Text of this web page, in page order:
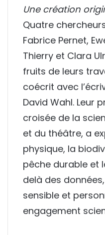
Une création
Quatre
Fabrice Pernet,
Thierry et Clara
fruits de leurs
coécrit avec
David Wahl. Leur
croisée de la
et du théâtre, a
physique, la
pêche durable et
delà des
sensible et
engagement